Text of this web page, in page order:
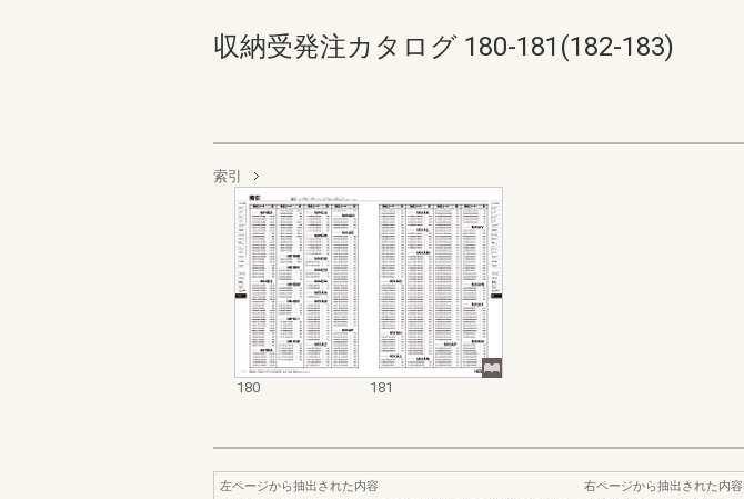
収納受発注カタログ 180-181(182-183)
索引
180 181
左ページから抽出された内容
右ページから抽出された内容